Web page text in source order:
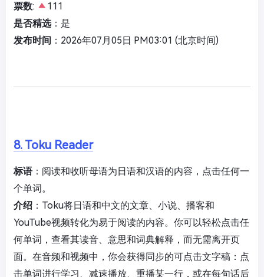
票数:
111
是否精选：是
发布时间 ：2026年07月05日 PM03:01 (北京时间)
8. Toku Reader
标语：阅读和收听母语为日语和汉语的内容，点击任何一
个单词。
介绍 ：Toku将日语和中文的文章、小说、播客和
YouTube视频转化为易于阅读的内容。你可以轻松点击任
何单词，查看其读音、意思和词典解释，而无需离开页
面。在音频和视频中，你会获得同步的可点击文字稿：点
击单词进行学习、减速播放、重播某一行，或在每句话后